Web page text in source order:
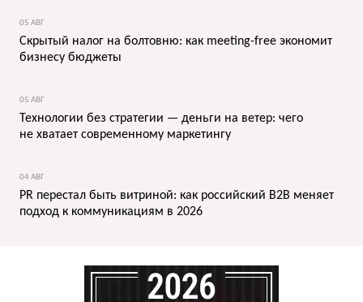
05 АВГ
Скрытый налог на болтовню: как meeting-free экономит
бизнесу бюджеты
05 АВГ
Технологии без стратегии — деньги на ветер: чего
не хватает современному маркетингу
04 АВГ
PR перестал быть витриной: как российский B2B меняет
подход к коммуникациям в 2026